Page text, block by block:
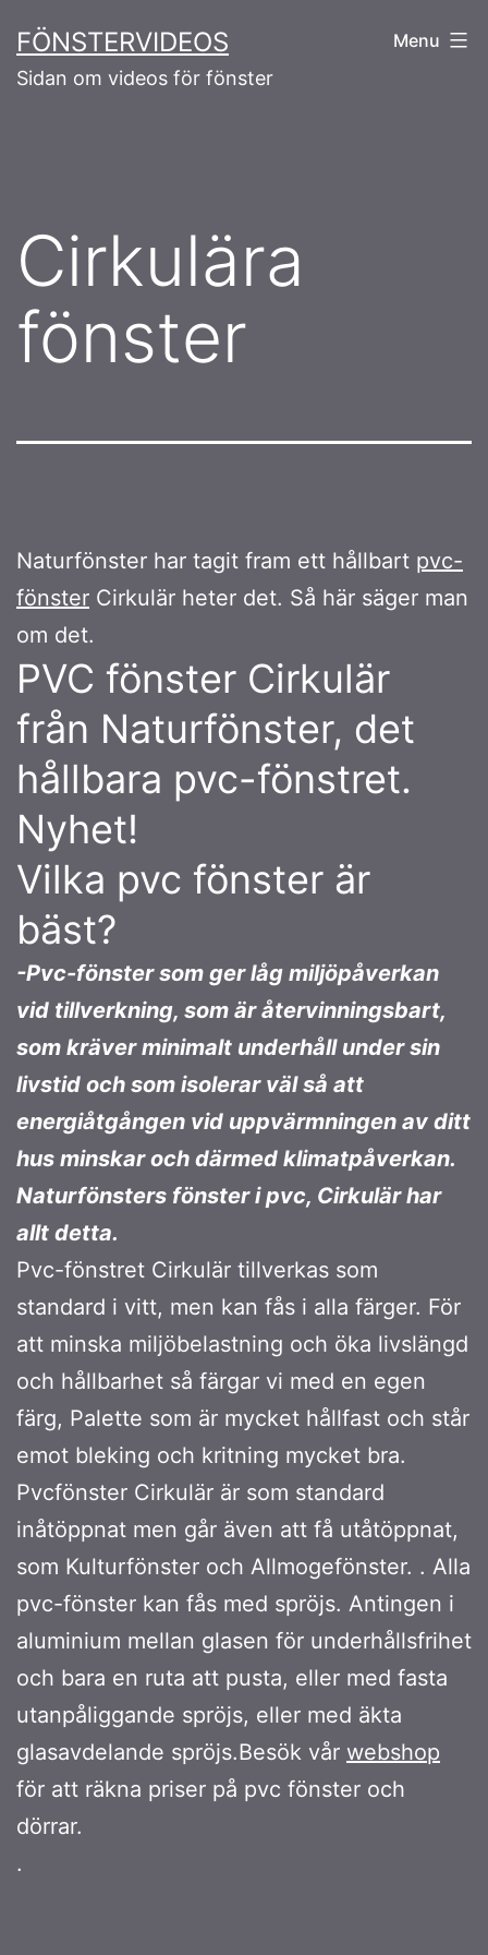
to
content
FÖNSTERVIDEOS
Sidan om videos för fönster
Menu
Cirkulära
fönster
Naturfönster har tagit fram ett hållbart pvc-
fönster Cirkulär heter det. Så här säger man
om det.
PVC fönster Cirkulär
från Naturfönster, det
hållbara pvc-fönstret.
Nyhet!
Vilka pvc fönster är
bäst?
-Pvc-fönster som ger låg miljöpåverkan
vid tillverkning, som är återvinningsbart,
som kräver minimalt underhåll under sin
livstid och som isolerar väl så att
energiåtgången vid uppvärmningen av ditt
hus minskar och därmed klimatpåverkan.
Naturfönsters fönster i pvc, Cirkulär har
allt detta.
Pvc-fönstret Cirkulär tillverkas som
standard i vitt, men kan fås i alla färger. För
att minska miljöbelastning och öka livslängd
och hållbarhet så färgar vi med en egen
färg, Palette som är mycket hållfast och står
emot bleking och kritning mycket bra.
Pvcfönster Cirkulär är som standard
inåtöppnat men går även att få utåtöppnat,
som Kulturfönster och Allmogefönster. . Alla
pvc-fönster kan fås med spröjs. Antingen i
aluminium mellan glasen för underhållsfrihet
och bara en ruta att pusta, eller med fasta
utanpåliggande spröjs, eller med äkta
glasavdelande spröjs.Besök vår webshop
för att räkna priser på pvc fönster och
dörrar.
.